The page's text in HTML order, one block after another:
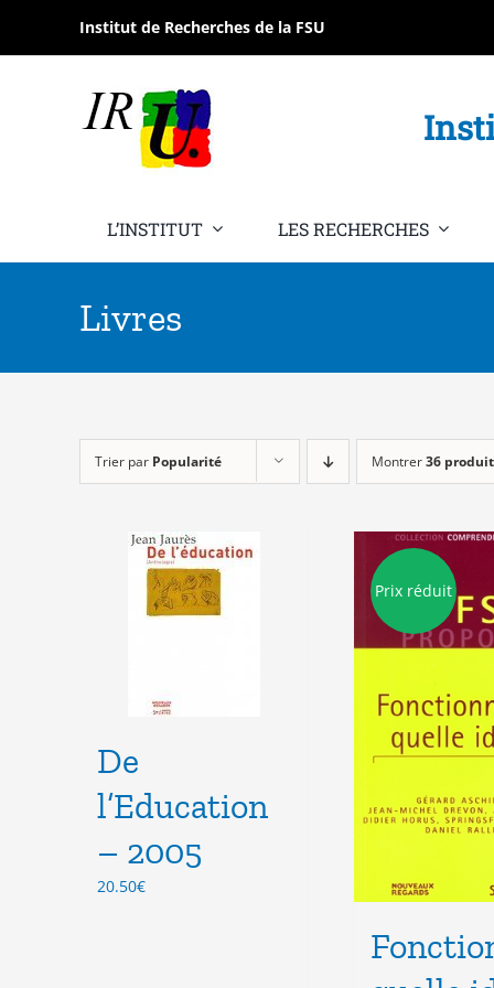
contenu
Institut de Recherches de la FSU
L’INSTITUT LES RECHERCHES
Livres
Trier par Popularité Montrer36
De
l’Education
– 2005
20.50€
Prix réduit